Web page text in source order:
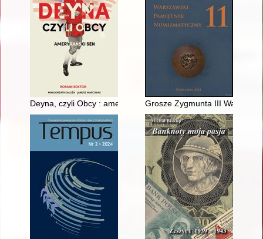
Deyna, czyli Obcy : amerykański senGrosze Zygmunta III Wazy z